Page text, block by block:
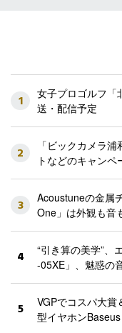
1
女子プロゴルフ「
送・配信予定
2
「ビックカメラ
トなどのキャンペ
3
Acoustuneの金属
One」は外観も音
4
“引き算の美学”、
-05XE」、魅惑の
5
VGPでコスパ大賞
型イヤホン